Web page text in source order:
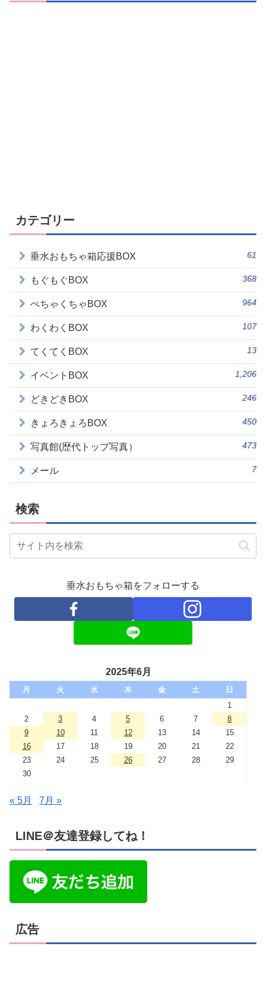
カテゴリー
垂水おもちゃ箱応援BOX 61
もぐもぐBOX 368
ぺちゃくちゃBOX 964
わくわくBOX 107
てくてくBOX 13
イベントBOX 1,206
どきどきBOX 246
きょろきょろBOX 450
写真館(歴代トップ写真） 473
メール 7
検索
垂水おもちゃ箱をフォローする
2025年6月
月 火 水 木 金 土
日
1
2
3 4 5 6 7
8
9
10 11 12 13 14
15
16
17 18 19 20 21
22
23
24 25 26 27 28
29
30
« 5月 7月 »
LINE＠友達登録してね！
広告